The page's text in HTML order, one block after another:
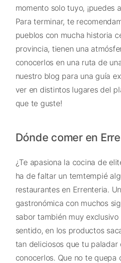
momento solo tuyo, ¡puedes
Para terminar, te
pueblos con mucha historia
provincia, tienen una
conocerlos en una ruta de
nuestro blog para una guía
ver en distintos lugares del
que te guste!
Dónde comer en
¿Te apasiona la cocina de
ha de faltar un temtempié
restaurantes en Errenteria.
gastronómica con muchos
sabor también muy
sentido, en los productos
tan deliciosos que tu paladar
conocerlos. Que no te quepa